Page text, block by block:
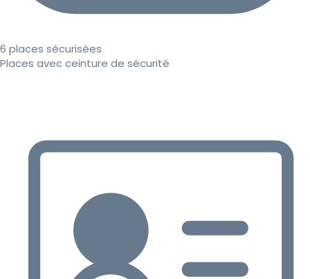
6 places sécurisées
Places avec ceinture de sécurité